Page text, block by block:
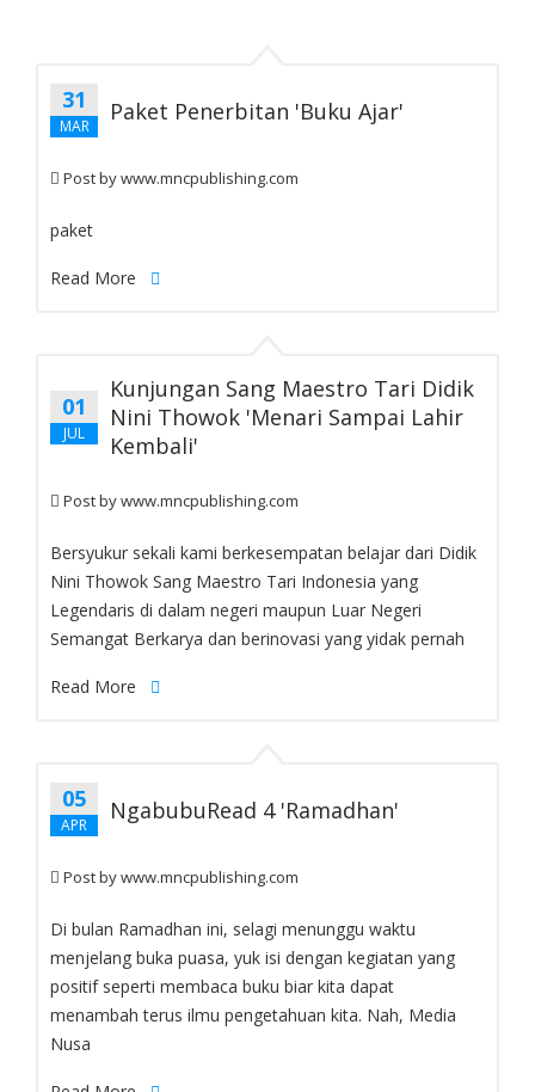
31
MAR
Paket Penerbitan 'Buku Ajar'
Post bywww.mncpublishing.com
blog-paragraph
paket
Read More
01
JUL
Kunjungan Sang Maestro Tari Didik
Nini Thowok 'Menari Sampai Lahir
Kembali'
Post bywww.mncpublishing.com
blog-paragraph
Bersyukur sekali kami berkesempatan belajar dari Didik
Nini Thowok Sang Maestro Tari Indonesia yang
Legendaris di dalam negeri maupun Luar Negeri
Semangat Berkarya dan berinovasi yang yidak pernah
Read More
05
APR
NgabubuRead 4 'Ramadhan'
Post bywww.mncpublishing.com
blog-paragraph
Di bulan Ramadhan ini, selagi menunggu waktu
menjelang buka puasa, yuk isi dengan kegiatan yang
positif seperti membaca buku biar kita dapat
menambah terus ilmu pengetahuan kita. Nah, Media
Nusa